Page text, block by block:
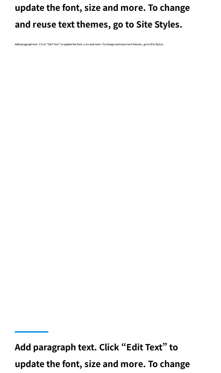
update the font, size and more. To change
and reuse text themes, go to Site Styles.
Add paragraph text. Click “Edit Text” to update the font, size and more. To change and reuse text themes, go to Site Styles.
Add paragraph text. Click “Edit Text” to
update the font, size and more. To change